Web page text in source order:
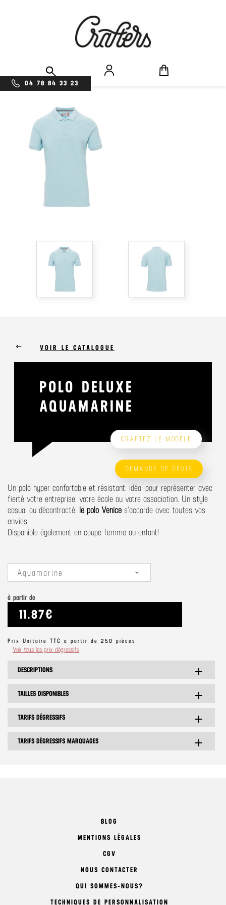
04 78 84 33 23
keyboard_backspace VOIR LE CATALOGUE
POLO DELUXE
AQUAMARINE
CRAFTEZ LE MODÈLE
DEMANDE DE DEVIS
Un polo hyper confortable et résistant, idéal pour représenter avec
fierté votre entreprise, votre école ou votre association. Un style
casual ou décontracté, le polo Venice s'accorde avec toutes vos
envies.
Disponible également en coupe femme ou enfant!
Aquamarine
à partir de
11.87€
Prix Unitaire TTC a partir de 250 pièces
Voir tous les prix dégressifs
DESCRIPTIONS add
TAILLES DISPONIBLES add
TARIFS DÉGRESSIFS add
TARIFS DÉGRESSIFS MARQUAGES add
BLOG
MENTIONS LÉGALES
CGV
NOUS CONTACTER
QUI SOMMES-NOUS?
TECHNIQUES DE PERSONNALISATION